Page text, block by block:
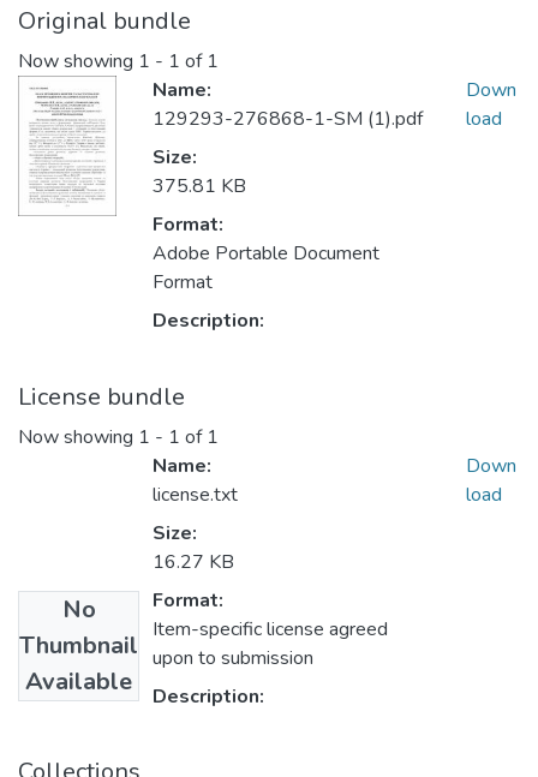
Original bundle
Now showing 1 - 1 of 1
Name:
129293-276868-1-SM (1).pdf
Size:
375.81 KB
Format:
Adobe Portable Document
Format
Description:
Down
load
License bundle
Now showing 1 - 1 of 1
No
Thumbnail
Available
Name:
license.txt
Size:
16.27 KB
Format:
Item-specific license agreed
upon to submission
Description:
Down
load